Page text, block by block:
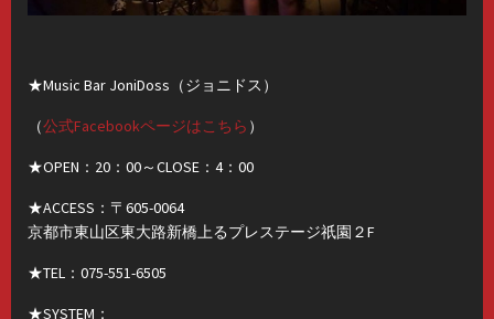
★Music Bar JoniDoss（ジョニドス）
（公式Facebookページはこちら ）
★OPEN：20：00～CLOSE：4：00
★ACCESS：〒605-0064
京都市東山区東大路新橋上るプレステージ祇園２F
★TEL：075-551-6505
★SYSTEM：